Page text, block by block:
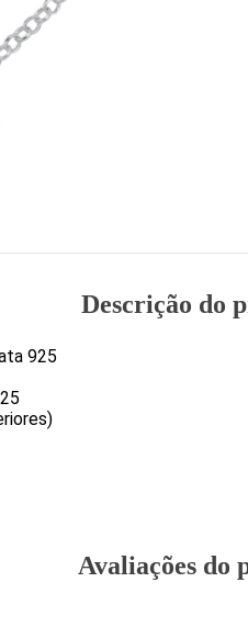
Descrição do
925
Avaliações do